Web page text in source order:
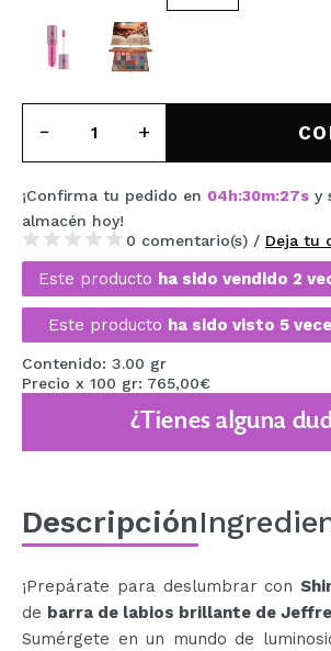
MAQUIFARMA
KOREA ZONE
TRAVEL SIZE
NATURE
OFERTAS
OUTLET
¡HAN VUELTO!
PRÓXIMAMENTE
BLOG
¡Confirma tu pedido en 04h:30m:26sy
almacén hoy!
0 comentario(s) / Deja tu
Este producto ha sido vendido 2
Este producto ha sido visto 5
Contenido: 3.00 gr
Precio x 100 gr: 765,00€
¿Tienes alguna
Descripción
¡Prepárate para deslumbrar con
de barra de labios brillante de
Sumérgete en un mundo de